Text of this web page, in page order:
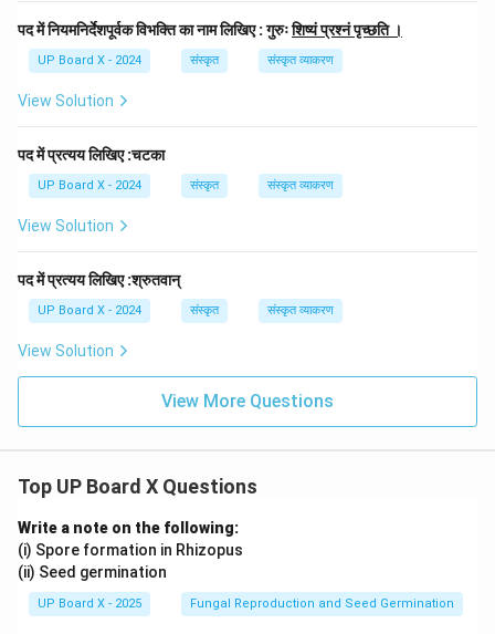
पद में नियमनिर्देशपूर्वक विभक्ति का नाम लिखिए : गुरुःशिष्यं प्रश्नं पृच्छति ।
UP Board X - 2024 संस्कृत संस्कृत व्याकरण
View Solution
पद में प्रत्यय लिखिए :चटका
UP Board X - 2024 संस्कृत संस्कृत व्याकरण
View Solution
पद में प्रत्यय लिखिए :श्रुतवान्
UP Board X - 2024 संस्कृत संस्कृत व्याकरण
View Solution
View More Questions
Top UP Board X Questions
Write a note on the following:
(i) Spore formation in Rhizopus
(ii) Seed germination
UP Board X - 2025 Fungal Reproduction and Seed Germination